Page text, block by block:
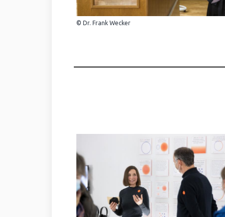
© Dr. Frank Wecker